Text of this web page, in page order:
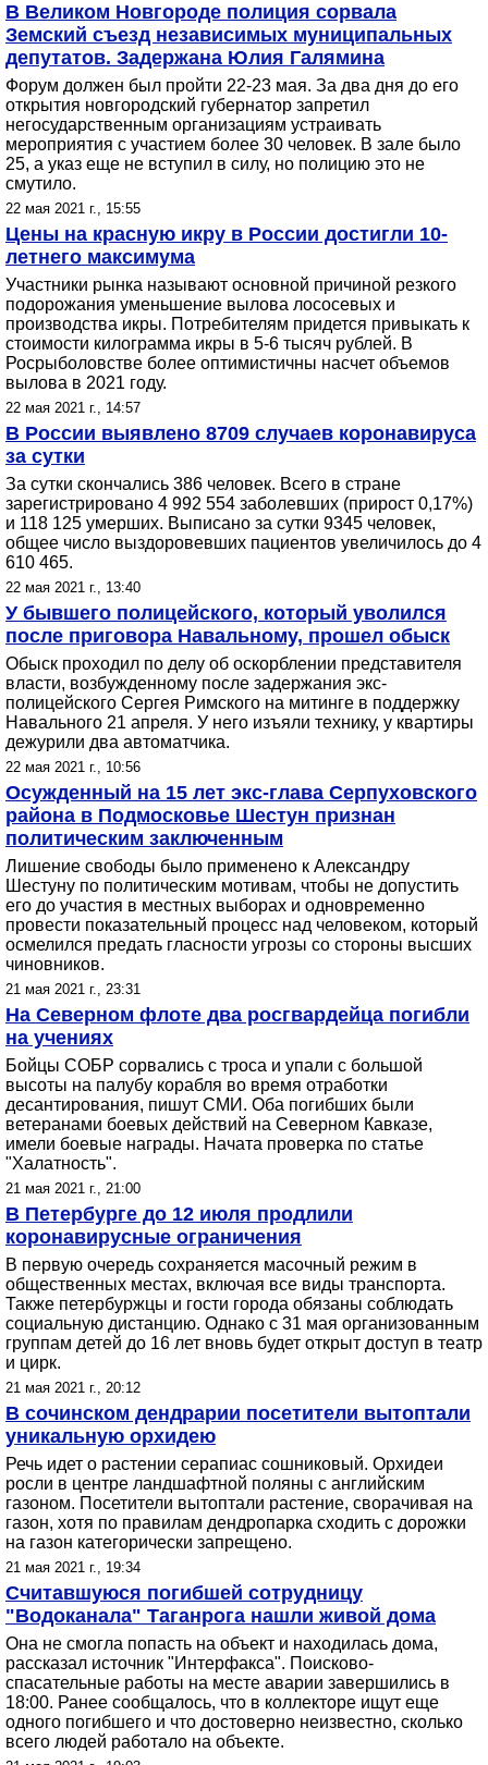
В Великом Новгороде полиция сорвала
Земский съезд независимых муниципальных
депутатов. Задержана Юлия Галямина
Форум должен был пройти 22-23 мая. За два дня до его
открытия новгородский губернатор запретил
негосударственным организациям устраивать
мероприятия с участием более 30 человек. В зале было
25, а указ еще не вступил в силу, но полицию это не
смутило.
22 мая 2021 г., 15:55
Цены на красную икру в России достигли 10-
летнего максимума
Участники рынка называют основной причиной резкого
подорожания уменьшение вылова лососевых и
производства икры. Потребителям придется привыкать к
стоимости килограмма икры в 5-6 тысяч рублей. В
Росрыболовстве более оптимистичны насчет объемов
вылова в 2021 году.
22 мая 2021 г., 14:57
В России выявлено 8709 случаев коронавируса
за сутки
За сутки скончались 386 человек. Всего в стране
зарегистрировано 4 992 554 заболевших (прирост 0,17%)
и 118 125 умерших. Выписано за сутки 9345 человек,
общее число выздоровевших пациентов увеличилось до 4
610 465.
22 мая 2021 г., 13:40
У бывшего полицейского, который уволился
после приговора Навальному, прошел обыск
Обыск проходил по делу об оскорблении представителя
власти, возбужденному после задержания экс-
полицейского Сергея Римского на митинге в поддержку
Навального 21 апреля. У него изъяли технику, у квартиры
дежурили два автоматчика.
22 мая 2021 г., 10:56
Осужденный на 15 лет экс-глава Серпуховского
района в Подмосковье Шестун признан
политическим заключенным
Лишение свободы было применено к Александру
Шестуну по политическим мотивам, чтобы не допустить
его до участия в местных выборах и одновременно
провести показательный процесс над человеком, который
осмелился предать гласности угрозы со стороны высших
чиновников.
21 мая 2021 г., 23:31
На Северном флоте два росгвардейца погибли
на учениях
Бойцы СОБР сорвались с троса и упали с большой
высоты на палубу корабля во время отработки
десантирования, пишут СМИ. Оба погибших были
ветеранами боевых действий на Северном Кавказе,
имели боевые награды. Начата проверка по статье
"Халатность".
21 мая 2021 г., 21:00
В Петербурге до 12 июля продлили
коронавирусные ограничения
В первую очередь сохраняется масочный режим в
общественных местах, включая все виды транспорта.
Также петербуржцы и гости города обязаны соблюдать
социальную дистанцию. Однако с 31 мая организованным
группам детей до 16 лет вновь будет открыт доступ в театр
и цирк.
21 мая 2021 г., 20:12
В сочинском дендрарии посетители вытоптали
уникальную орхидею
Речь идет о растении серапиас сошниковый. Орхидеи
росли в центре ландшафтной поляны с английским
газоном. Посетители вытоптали растение, сворачивая на
газон, хотя по правилам дендропарка сходить с дорожки
на газон категорически запрещено.
21 мая 2021 г., 19:34
Считавшуюся погибшей сотрудницу
"Водоканала" Таганрога нашли живой дома
Она не смогла попасть на объект и находилась дома,
рассказал источник "Интерфакса". Поисково-
спасательные работы на месте аварии завершились в
18:00. Ранее сообщалось, что в коллекторе ищут еще
одного погибшего и что достоверно неизвестно, сколько
всего людей работало на объекте.